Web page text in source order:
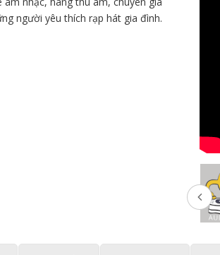
người yêu thích rạp hát gia đình.